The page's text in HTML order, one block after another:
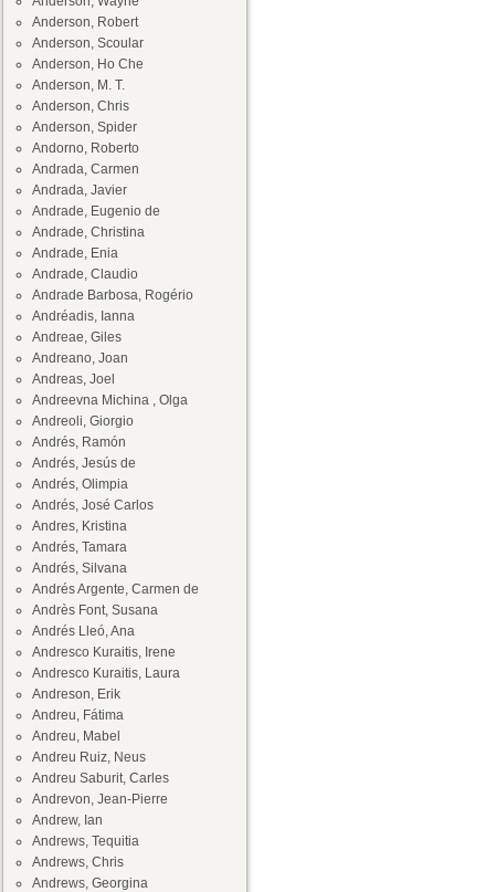
Anderson, Robert
Anderson, Scoular
Anderson, Ho Che
Anderson, M. T.
Anderson, Chris
Anderson, Spider
Andorno, Roberto
Andrada, Carmen
Andrada, Javier
Andrade, Eugenio de
Andrade, Christina
Andrade, Enia
Andrade, Claudio
Andrade Barbosa, Rogério
Andréadis, Ianna
Andreae, Giles
Andreano, Joan
Andreas, Joel
Andreevna Michina , Olga
Andreoli, Giorgio
Andrés, Ramón
Andrés, Jesús de
Andrés, Olimpia
Andrés, José Carlos
Andres, Kristina
Andrés, Tamara
Andrés, Silvana
Andrés Argente, Carmen de
Andrès Font, Susana
Andrés Lleó, Ana
Andresco Kuraitis, Irene
Andresco Kuraitis, Laura
Andreson, Erik
Andreu, Fátima
Andreu, Mabel
Andreu Ruiz, Neus
Andreu Saburit, Carles
Andrevon, Jean-Pierre
Andrew, Ian
Andrews, Tequitia
Andrews, Chris
Andrews, Georgina